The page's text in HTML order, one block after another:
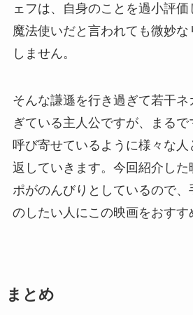
ェフは、自身のことを過小評
魔法使いだと言われても微妙
しません。
そんな謙遜を行き過ぎて若干
ぎている主人公ですが、まる
呼び寄せているように様々な人
返していきます。今回紹介した
ポがのんびりとしているので
のしたい人にこの映画をおすす
まとめ